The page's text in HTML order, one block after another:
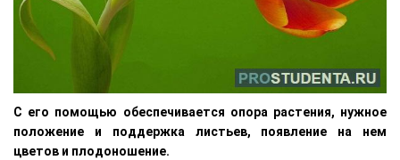
С его помощью обеспечивается опора растения, нужное
положение и поддержка листьев, появление на нем
цветов и плодоношение.